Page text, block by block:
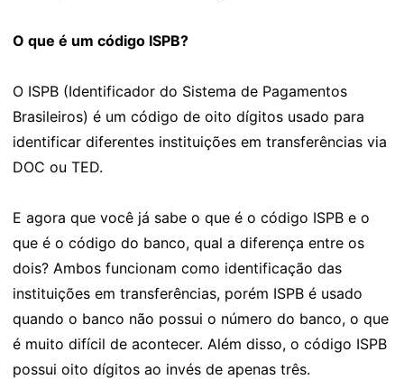
O que é um código ISPB?
O ISPB (Identificador do Sistema de Pagamentos
Brasileiros) é um código de oito dígitos usado para
identificar diferentes instituições em transferências via
DOC ou TED.
E agora que você já sabe o que é o código ISPB e o
que é o código do banco, qual a diferença entre os
dois? Ambos funcionam como identificação das
instituições em transferências, porém ISPB é usado
quando o banco não possui o número do banco, o que
é muito difícil de acontecer. Além disso, o código ISPB
possui oito dígitos ao invés de apenas três.